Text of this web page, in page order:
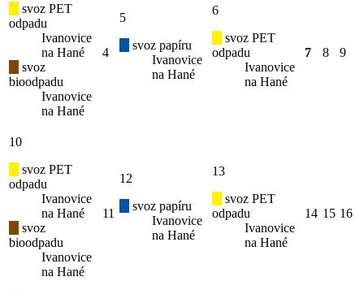
svoz PET
odpadu
Ivanovice
na Hané
svoz
bioodpadu
Ivanovice
na Hané
4
5
svoz papíru
Ivanovice
na Hané
6
svoz PET
odpadu
Ivanovice
na Hané
7 8 9
10
svoz PET
odpadu
Ivanovice
na Hané
svoz
bioodpadu
Ivanovice
na Hané
11
12
svoz papíru
Ivanovice
na Hané
13
svoz PET
odpadu
Ivanovice
na Hané
14 15 16